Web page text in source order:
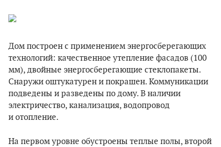
Дом построен с применением энергосберегающих
технологий: качественное утепление фасадов (100
мм), двойные энергосберегающие стеклопакеты.
Снаружи оштукатурен и покрашен. Коммуникации
подведены и разведены по дому. В наличии
электричество, канализация, водопровод
и отопление.
На первом уровне обустроены теплые полы, второй